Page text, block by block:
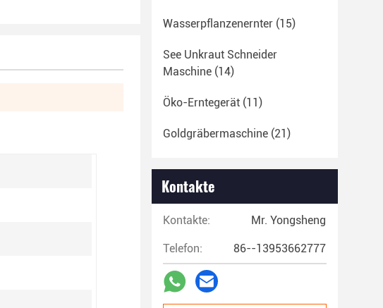
Wasserpflanzenernter (15)
See Unkraut Schneider
Maschine (14)
Öko-Erntegerät (11)
Goldgräbermaschine (21)
Kontakte
Kontakte: Mr. Yongsheng
Telefon: 86--13953662777